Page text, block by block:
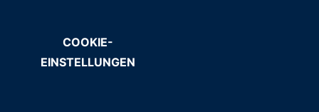
COOKIE-
EINSTELLUNGEN